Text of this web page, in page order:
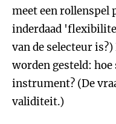
meet een rollenspel
inderdaad
van de selecteur
worden gesteld:
instrument? (De
validiteit.)